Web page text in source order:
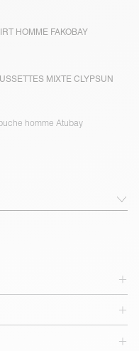
HOMME FAKOBAY
MIXTE CLYPSUN
homme Atubay